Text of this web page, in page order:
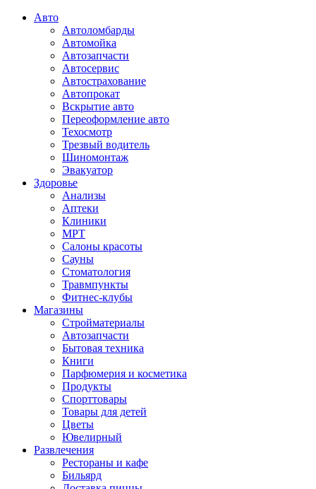
Авто
Автоломбарды
Автомойка
Автозапчасти
Автосервис
Автострахование
Автопрокат
Вскрытие авто
Переоформление авто
Техосмотр
Трезвый водитель
Шиномонтаж
Эвакуатор
Здоровье
Анализы
Аптеки
Клиники
МРТ
Салоны красоты
Сауны
Стоматология
Травмпункты
Фитнес-клубы
Магазины
Стройматериалы
Автозапчасти
Бытовая техника
Книги
Парфюмерия и косметика
Продукты
Спорттовары
Товары для детей
Цветы
Ювелирный
Развлечения
Рестораны и кафе
Бильярд